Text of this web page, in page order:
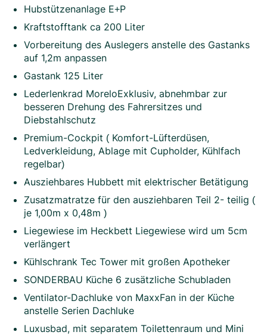
Hubstützenanlage E+P
Kraftstofftank ca 200 Liter
Vorbereitung des Auslegers anstelle des Gastanks
auf 1,2m anpassen
Gastank 125 Liter
Lederlenkrad MoreloExklusiv, abnehmbar zur
besseren Drehung des Fahrersitzes und
Diebstahlschutz
Premium-Cockpit ( Komfort-Lüfterdüsen,
Ledverkleidung, Ablage mit Cupholder, Kühlfach
regelbar)
Ausziehbares Hubbett mit elektrischer Betätigung
Zusatzmatratze für den ausziehbaren Teil 2- teilig (
je 1,00m x 0,48m )
Liegewiese im Heckbett Liegewiese wird um 5cm
verlängert
Kühlschrank Tec Tower mit großen Apotheker
SONDERBAU Küche 6 zusätzliche Schubladen
Ventilator-Dachluke von MaxxFan in der Küche
anstelle Serien Dachluke
Luxusbad, mit separatem Toilettenraum und Mini